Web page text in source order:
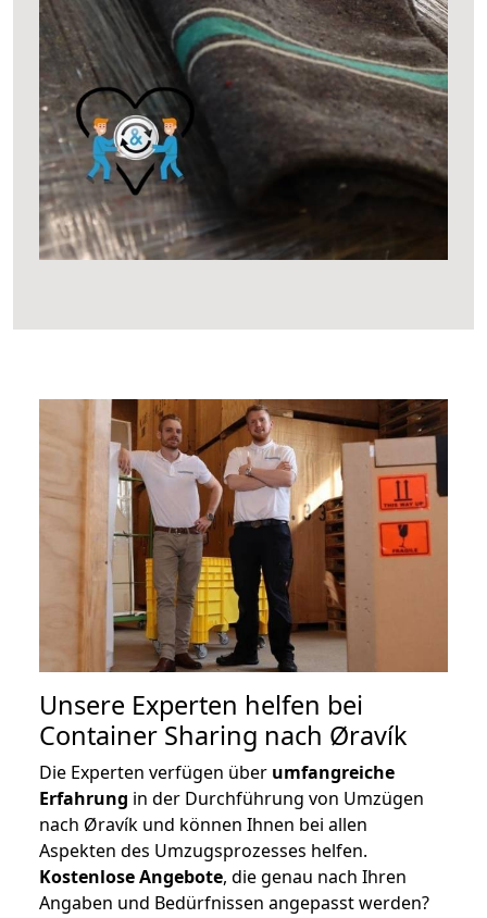
Unsere Experten helfen bei
Container Sharing nach Øravík
Die Experten verfügen über umfangreiche
Erfahrung in der Durchführung von Umzügen
nach Øravík und können Ihnen bei allen
Aspekten des Umzugsprozesses helfen.
Kostenlose Angebote, die genau nach Ihren
Angaben und Bedürfnissen angepasst werden?